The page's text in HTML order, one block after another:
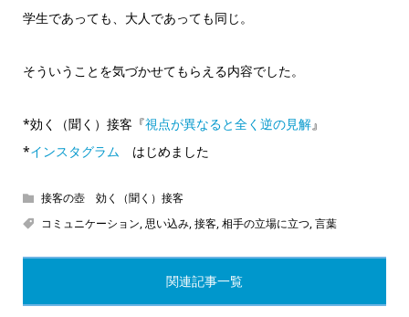
学生であっても、大人であっても同じ。
そういうことを気づかせてもらえる内容でした。
*効く（聞く）接客『視点が異なると全く逆の見解』
*インスタグラム はじめました
接客の壺 効く（聞く）接客
コミュニケーション,思い込み,接客,相手の立場に立つ,言葉
関連記事一覧